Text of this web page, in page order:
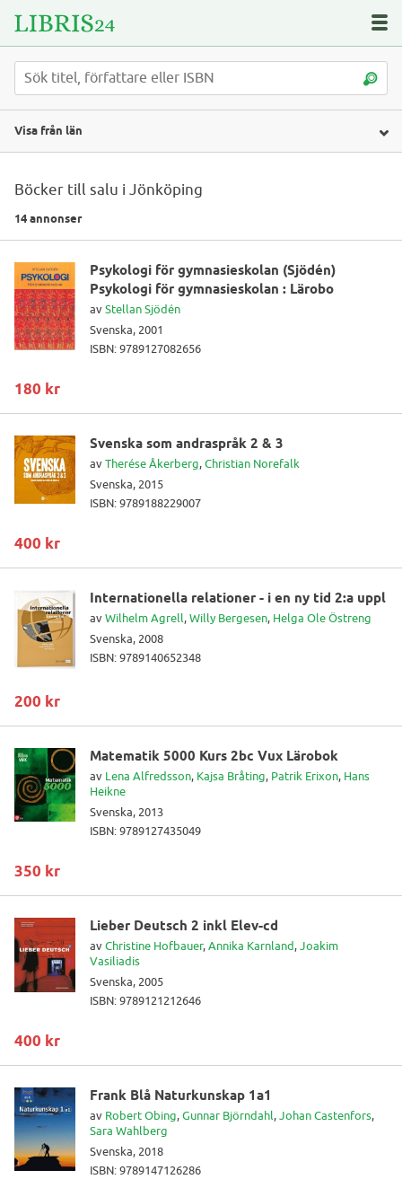
Visa från län
Böcker till salu i Jönköping
14 annonser
Psykologi för gymnasieskolan (Sjödén)
Psykologi för gymnasieskolan : Lärobo
avStellan Sjödén
Svenska, 2001
ISBN: 9789127082656
180 kr
Svenska som andraspråk 2 & 3
avTherése Åkerberg,Christian Norefalk
Svenska, 2015
ISBN: 9789188229007
400 kr
Internationella relationer - i en ny tid 2:a uppl
avWilhelm Agrell,Willy Bergesen, Helga Ole Östreng
Svenska, 2008
ISBN: 9789140652348
200 kr
Matematik 5000 Kurs 2bc Vux Lärobok
av Lena Alfredsson, Kajsa Bråting, Patrik Erixon, Hans
Heikne
Svenska, 2013
ISBN: 9789127435049
350 kr
Lieber Deutsch 2 inkl Elev-cd
avChristine Hofbauer,Annika Karnland,Joakim
Vasiliadis
Svenska, 2005
ISBN: 9789121212646
400 kr
Frank Blå Naturkunskap 1a1
av Robert Obing,Gunnar Björndahl,Johan Castenfors,
Sara Wahlberg
Svenska, 2018
ISBN: 9789147126286